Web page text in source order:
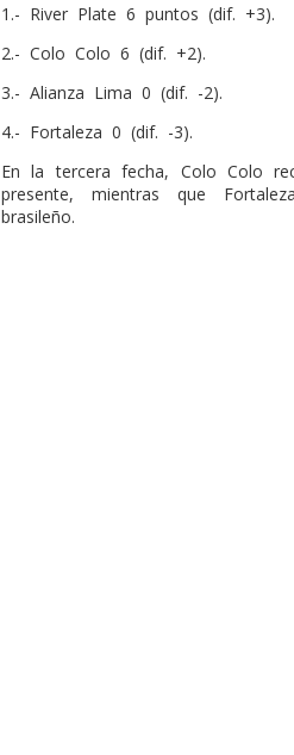
1.- River Plate 6 puntos (dif. +3).
2.- Colo Colo 6 (dif. +2).
3.- Alianza Lima 0 (dif. -2).
4.- Fortaleza 0 (dif. -3).
En la tercera fecha, Colo Colo
presente, mientras que
brasileño.